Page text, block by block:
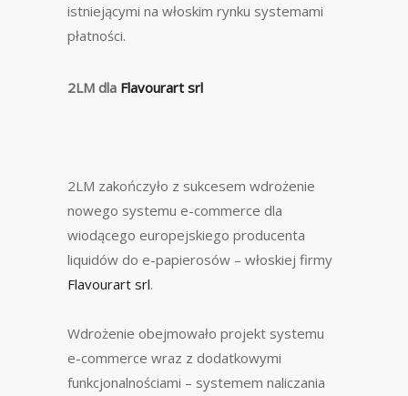
istniejącymi na włoskim rynku systemami
płatności.
2LM dla Flavourart srl
2LM zakończyło z sukcesem wdrożenie
nowego systemu e-commerce dla
wiodącego europejskiego producenta
liquidów do e-papierosów – włoskiej firmy
Flavourart srl.
Wdrożenie obejmowało projekt systemu
e-commerce wraz z dodatkowymi
funkcjonalnościami – systemem naliczania